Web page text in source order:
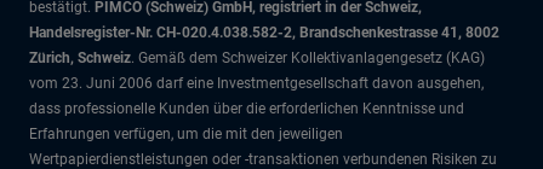
bestätigt. PIMCO (Schweiz) GmbH, registriert in der Schweiz,
Handelsregister-Nr. CH-020.4.038.582-2, Brandschenkestrasse 41, 8002
Zürich, Schweiz. Gemäß dem Schweizer Kollektivanlagengesetz (KAG)
vom 23. Juni 2006 darf eine Investmentgesellschaft davon ausgehen,
dass professionelle Kunden über die erforderlichen Kenntnisse und
Erfahrungen verfügen, um die mit den jeweiligen
Wertpapierdienstleistungen oder -transaktionen verbundenen Risiken zu